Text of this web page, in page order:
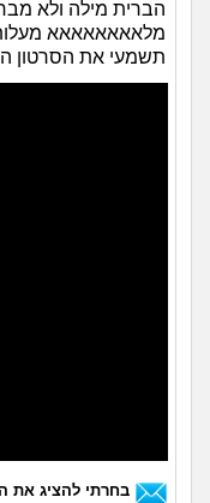
הברית מילה ולא
מלאאאאאאאא
תשמעי את הסרטון הזה
בחרתי להציג את